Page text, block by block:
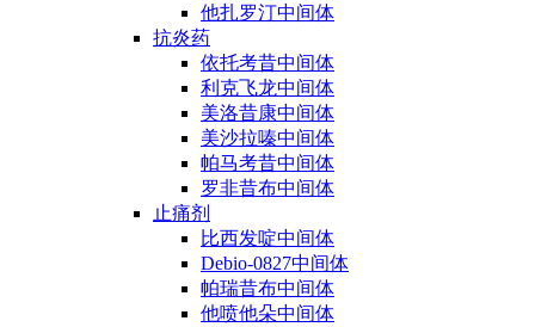
他扎罗汀中间体
抗炎药
依托考昔中间体
利克飞龙中间体
美洛昔康中间体
美沙拉嗪中间体
帕马考昔中间体
罗非昔布中间体
止痛剂
比西发啶中间体
Debio-0827中间体
帕瑞昔布中间体
他喷他朵中间体